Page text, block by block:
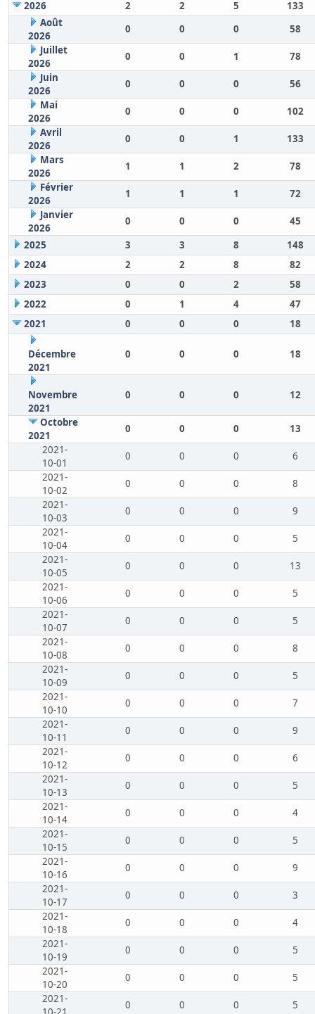
2026 2 2 5
133
Août
2026
0 0 0
58
Juillet
2026
0 0 1
78
Juin
2026
0 0 0
56
Mai
2026
0 0 0
102
Avril
2026
0 0 1
133
Mars
2026
1 1 2
78
Février
2026
1 1 1
72
Janvier
2026
0 0 0
45
2025
3 3 8
148
2024
2 2 8
82
2023
0 0 2
58
2022
0 1 4
47
2021
0 0 0 18
Décembre
2021
0 0 0 18
Novembre
2021
0 0 0 12
Octobre
2021
0 0 0
13
2021-
10-01
0 0 0
6
2021-
10-02
0 0 0
8
2021-
10-03
0 0 0
9
2021-
10-04
0 0 0
5
2021-
10-05
0 0 0
13
2021-
10-06
0 0 0
5
2021-
10-07
0 0 0
5
2021-
10-08
0 0 0
8
2021-
10-09
0 0 0
5
2021-
10-10
0 0 0
7
2021-
10-11
0 0 0
9
2021-
10-12
0 0 0
6
2021-
10-13
0 0 0
5
2021-
10-14
0 0 0
4
2021-
10-15
0 0 0
5
2021-
10-16
0 0 0
9
2021-
10-17
0 0 0
3
2021-
10-18
0 0 0
4
2021-
10-19
0 0 0
5
2021-
10-20
0 0 0
5
2021-
0 0 0
5